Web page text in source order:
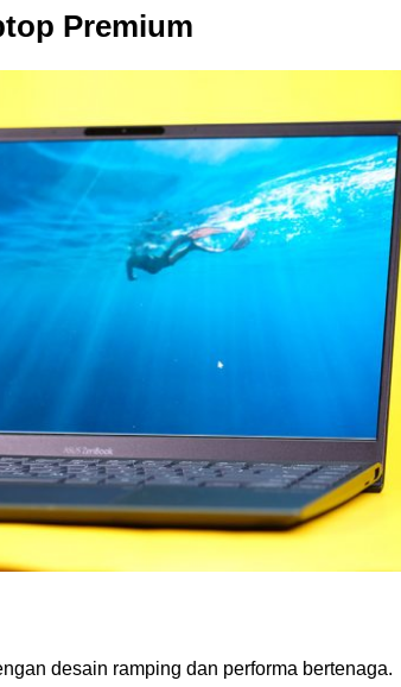
Premium
desain ramping dan performa bertenaga.